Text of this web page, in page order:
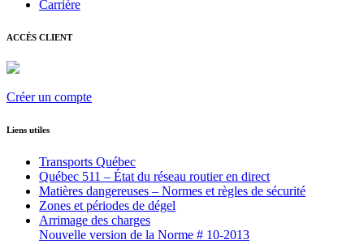
Carrière
ACCÈS CLIENT
Créer un compte
Liens utiles
Transports Québec
Québec 511 – État du réseau routier en direct
Matières dangereuses – Normes et règles de sécurité
Zones et périodes de dégel
Arrimage des charges
Nouvelle version de la Norme # 10-2013